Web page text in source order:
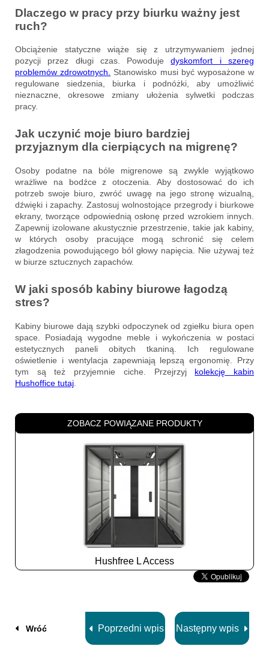
Dlaczego w pracy przy biurku ważny jest
ruch?
Obciążenie statyczne wiąże się z utrzymywaniem jednej
pozycji przez długi czas. Powodujedyskomfort i szereg
problemów zdrowotnych. Stanowisko musi być wyposażone w
regulowane siedzenia, biurka i podnóżki, aby umożliwić
nieznaczne, okresowe zmiany ułożenia sylwetki podczas
pracy.
Jak uczynić moje biuro bardziej
przyjaznym dla cierpiących na migrenę?
Osoby podatne na bóle migrenowe są zwykle wyjątkowo
wrażliwe na bodźce z otoczenia. Aby dostosować do ich
potrzeb swoje biuro, zwróć uwagę na jego stronę wizualną,
dźwięki i zapachy. Zastosuj wolnostojące przegrody i biurkowe
ekrany, tworzące odpowiednią osłonę przed wzrokiem innych.
Zapewnij izolowane akustycznie przestrzenie, takie jak kabiny,
w których osoby pracujące mogą schronić się celem
złagodzenia powodującego ból głowy napięcia. Nie używaj też
w biurze sztucznych zapachów.
W jaki sposób kabiny biurowe łagodzą
stres?
Kabiny biurowe dają szybki odpoczynek od zgiełku biura open
space. Posiadają wygodne meble i wykończenia w postaci
estetycznych paneli obitych tkaniną. Ich regulowane
oświetlenie i wentylacja zapewniają lepszą ergonomię. Przy
tym są też przyjemnie ciche. Przejrzyj kolekcję kabin
Hushoffice tutaj
ZOBACZ POWIĄZANE PRODUKTY
Hushfree L Access
Slide
Wróć Poprzedni wpis Następny wpis